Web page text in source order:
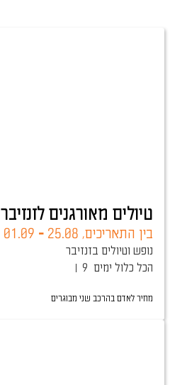
טיולים מאורגנים לזנזיבר
בין התאריכים, -
01.09
נופש וטיולים בזנזיבר
9 ימים הכל כלול
מחיר לאדם בהרכב שני מבוגרים